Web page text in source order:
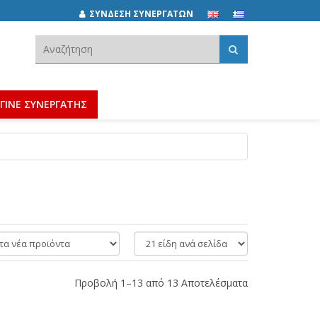
ΣΥΝΔΕΣΗ ΣΥΝΕΡΓΑΤΩΝ
ΓΙΝΕ ΣΥΝΕΡΓΑΤΗΣ
Αναζήτηση:
είδη
ανά
Προβολή 1–13 από 13 Αποτελέσματα